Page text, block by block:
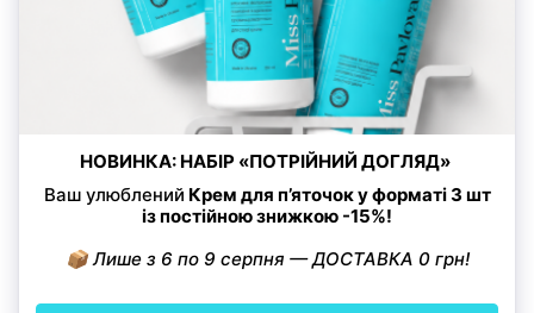
796 грн 937 грн
Купити
30 ml
1 178 грн 1 473 грн
Купити